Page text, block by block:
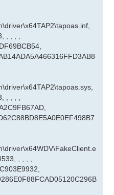
, , , ,
, , , ,
, , , ,